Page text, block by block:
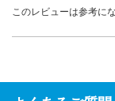
このレビューは参考に